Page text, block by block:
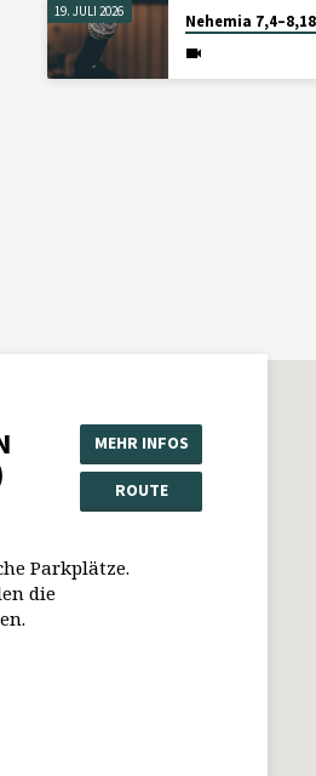
19. JULI 2026
Nehemia 7,4–8,18
MEHR INFOS
ROUTE
Parkplätze.
die